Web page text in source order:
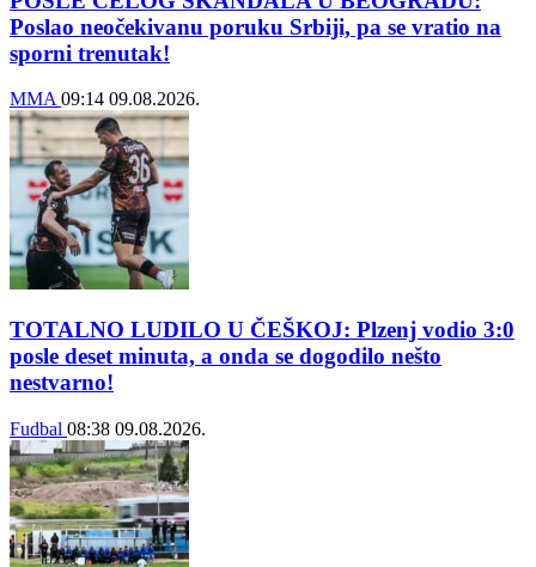
Poslao neočekivanu poruku Srbiji, pa se vratio na
sporni trenutak!
MMA09:14 09.08.2026.
TOTALNO LUDILO U ČEŠKOJ: Plzenj vodio 3:0
posle deset minuta, a onda se dogodilo nešto
nestvarno!
Fudbal 08:38 09.08.2026.